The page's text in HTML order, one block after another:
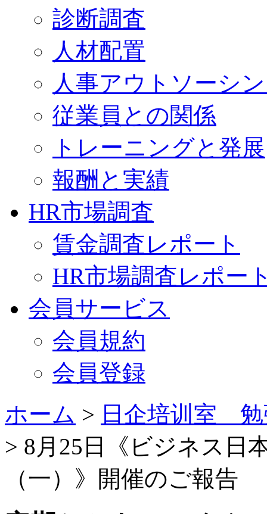
診断調査
人材配置
人事アウトソーシ
従業員との関係
トレーニングと発展
報酬と実績
HR市場調査
賃金調査レポート
HR市場調査レポー
会員サービス
会員規約
会員登録
ホーム > 日企培训室 勉
> 8月25日《ビジネス日
（一）》開催のご報告